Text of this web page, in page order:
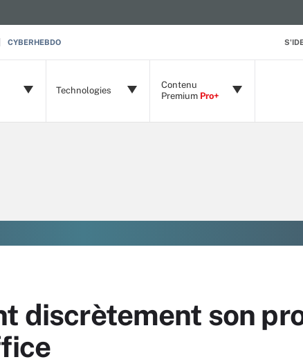
CYBERHEBDO
Technologies
Contenu
Premium Pro+
discrètement son